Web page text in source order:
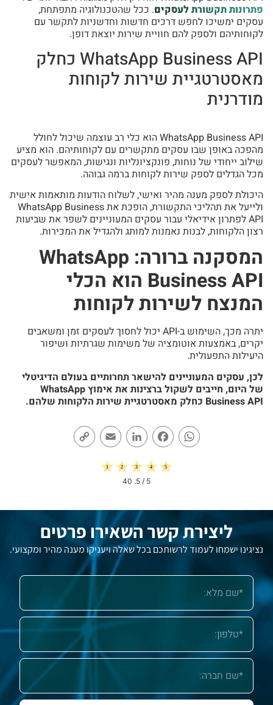
פתרונות תקשורת לעסקים. ככל שהטכנולוגיה מתפתחת,
עסקים ימשיכו לחפש דרכים חדשות וחדשניות לתקשר עם
לקוחותיהם ולספק להם חוויית שירות יוצאת דופן.
WhatsApp Business API כחלק
מאסטרטגיית שירות לקוחות
מודרנית
WhatsApp Business API הוא כלי רב עוצמה שיכול לחולל
מהפכה באופן שבו עסקים מתקשרים עם לקוחותיהם. הוא מציע
שילוב ייחודי של נוחות, פונקציונליות ונגישות, המאפשר לעסקים
מכל הגדלים לספק שירות לקוחות ברמה גבוהה.
היכולת לספק מענה מהיר ואישי, לשלוח הודעות מותאמות אישית
ולייעל את תהליכי התקשורת, הופכת את WhatsApp Business
API לפתרון אידיאלי עבור עסקים המעוניינים לשפר את שביעות
רצון הלקוחות, לבנות נאמנות למותג ולהגדיל את המכירות.
המסקנה ברורה: WhatsApp
Business API הוא הכלי
המנצח לשירות לקוחות
יתרה מכך, השימוש ב-API יכול לחסוך לעסקים זמן ומשאבים
יקרים, באמצעות אוטומציה של משימות שגרתיות ושיפור
היעילות התפעולית.
לכן, עסקים המעוניינים להישאר תחרותיים בעולם הדיגיטלי
של היום, חייבים לשקול ברצינות את אימוץ WhatsApp
Business API כחלק מאסטרטגיית שירות הלקוחות שלהם.
WhatsApp
Facebook
LinkedIn
Email
5
/ 5.
40
ליצירת קשר השאירו פרטים
נציגינו ישמחו לעמוד לרשותכם בכל שאלה ויעניקו מענה מהיר ומקצועי.